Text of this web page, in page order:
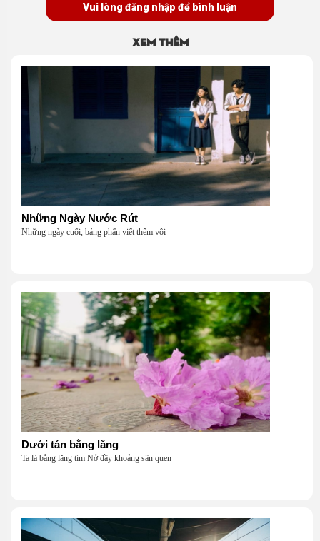
Vui lòng đăng nhập để bình luận
Xem thêm
Những Ngày Nước Rút
Những ngày cuối, bảng phấn viết thêm vội
Dưới tán bằng lăng
Ta là bằng lăng tím Nở đầy khoảng sân quen